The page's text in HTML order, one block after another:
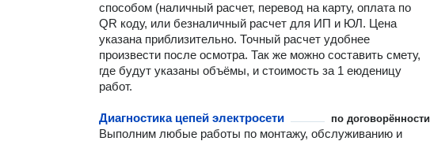
способом (наличный расчет, перевод на карту, оплата по
QR коду, или безналичный расчет для ИП и ЮЛ. Цена
указана приблизительно. Точный расчет удобнее
произвести после осмотра. Так же можно составить смету,
где будут указаны объёмы, и стоимость за 1 еюденицу
работ.
Диагностика цепей электросети по договорённости
Выполним любые работы по монтажу, обслуживанию и